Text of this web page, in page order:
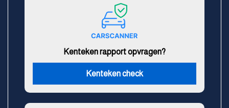
Kenteken rapport opvragen?
Kenteken check